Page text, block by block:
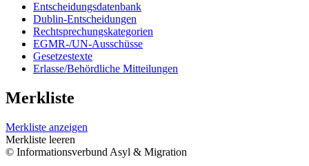
Entscheidungsdatenbank
Dublin-Entscheidungen
Rechtsprechungskategorien
EGMR-/UN-Ausschüsse
Gesetzestexte
Erlasse/Behördliche Mitteilungen
Merkliste
Merkliste anzeigen
Merkliste leeren
© Informationsverbund Asyl & Migration